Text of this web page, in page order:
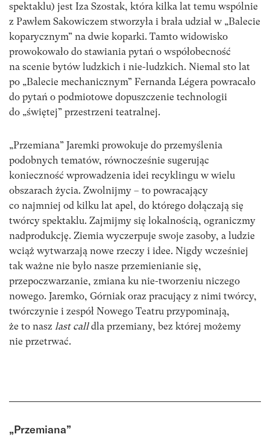
spektaklu) jest Iza Szostak, która kilka lat temu wspólnie
z Pawłem Sakowiczem stworzyła i brała udział w „Balecie
koparycznym” na dwie koparki. Tamto widowisko
prowokowało do stawiania pytań o współobecność
na scenie bytów ludzkich i nie-ludzkich. Niemal sto lat
po „Balecie mechanicznym” Fernanda Légera powracało
do pytań o podmiotowe dopuszczenie technologii
do „świętej” przestrzeni teatralnej.
„Przemiana” Jaremki prowokuje do przemyślenia
podobnych tematów, równocześnie sugerując
konieczność wprowadzenia idei recyklingu w wielu
obszarach życia. Zwolnijmy – to powracający
co najmniej od kilku lat apel, do którego dołączają się
twórcy spektaklu. Zajmijmy się lokalnością, ograniczmy
nadprodukcję. Ziemia wyczerpuje swoje zasoby, a ludzie
wciąż wytwarzają nowe rzeczy i idee. Nigdy wcześniej
tak ważne nie było nasze przemienianie się,
przepoczwarzanie, zmiana ku nie-tworzeniu niczego
nowego. Jaremko, Górniak oraz pracujący z nimi twórcy,
twórczynie i zespół Nowego Teatru przypominają,
że to nasz last calldla przemiany, bez której możemy
nie przetrwać.
„Przemiana”